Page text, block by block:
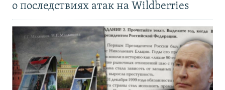
о последствиях атак на Wildberries